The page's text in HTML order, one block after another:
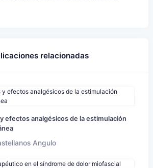
relacionadas
efectos analgésicos de la estimulación
Angulo